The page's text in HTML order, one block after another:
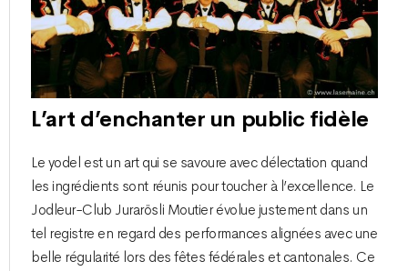
L’art d’enchanter un public fidèle
Le yodel est un art qui se savoure avec délectation quand
les ingrédients sont réunis pour toucher à l’excellence. Le
Jodleur-Club Jurarösli Moutier évolue justement dans un
tel registre en regard des performances alignées avec une
belle régularité lors des fêtes fédérales et cantonales. Ce